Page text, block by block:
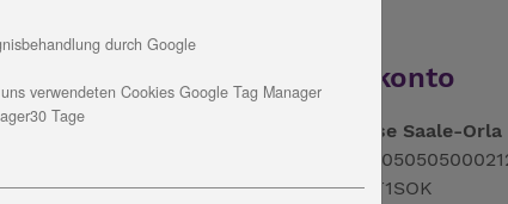
Spendenkonto
Kreissparkasse Saale-Orla
BIC:HELADEF1SOK
durch Google
verwendeten Cookies Google Tag Manager
30 Tage